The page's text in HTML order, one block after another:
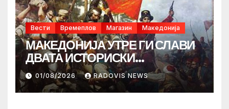
Вести Времеплов Магазин Македонија
МАКЕДОНИЈА УТРЕ ГИ СЛАВИ
ДВАТА ИСТОРИСКИ
ИЛИНДЕНА!
01/08/2026 RADOVIS NEWS